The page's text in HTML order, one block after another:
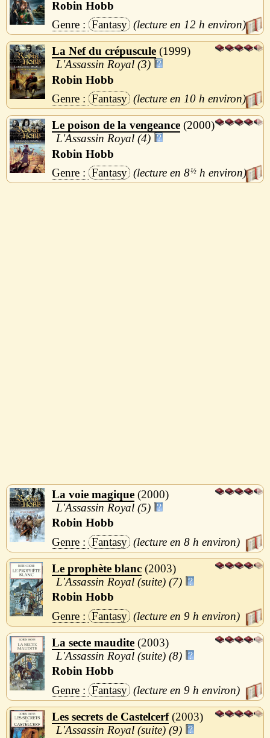
Robin Hobb
Fantasy
12 h
La Nef du crépuscule 1999
L'Assassin Royal (3)
Robin Hobb
Fantasy
10 h
Le poison de la vengeance 2000
L'Assassin Royal (4)
Robin Hobb
Fantasy
8½ h
La voie magique 2000
L'Assassin Royal (5)
Robin Hobb
Fantasy
8 h
Le prophète blanc 2003
L'Assassin Royal (suite) (7)
Robin Hobb
Fantasy
9 h
La secte maudite 2003
L'Assassin Royal (suite) (8)
Robin Hobb
Fantasy
9 h
Les secrets de Castelcerf 2003
L'Assassin Royal (suite) (9)